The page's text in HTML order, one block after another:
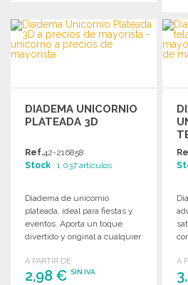
Solicitar un presupuesto
DIADEMA UNICORNIO
PLATEADA 3D
Ref.42-216858
Stock : 1 037 artículos
Diadema de unicornio
plateada, ideal para fiestas y
eventos. Aporta un toque
divertido y original a cualquier
A PARTIR DE
2,98 € SIN IVA
A